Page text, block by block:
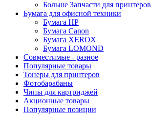
Больше Запчасти для принтеров
Бумага для офисной техники
Бумага HP
Бумага Canon
Бумага XEROX
Бумага LOMOND
Совместимые - разное
Популярные товары
Тонеры для принтеров
Фотобарабаны
Чипы для картриджей
Акционные товары
Популярные позиции